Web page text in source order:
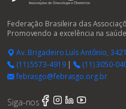
Federação Brasileira das
Promovendo a excelência na
Av. Brigadeiro Luís Antônio,
(11) 5573-4919|
(11) 3050-
febrasgo@febrasgo.org.br
Siga-nos